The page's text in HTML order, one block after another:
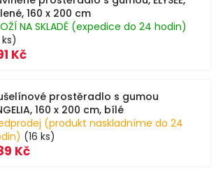
160 x 200 cm
NA SKLADĚ (expedice do 24 hodin)
Kč
prostěradlo s gumou
160 x 200 cm, bílé
(produkt naskladníme do 24
(16 ks)
Kč